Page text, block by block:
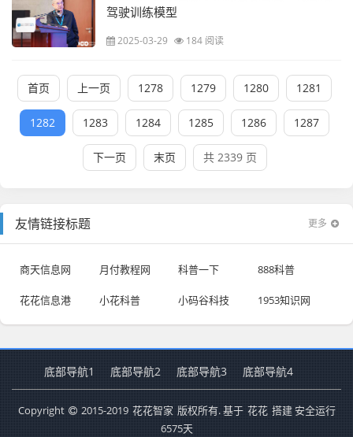
驾驶训练模型
2025-03-29 184 阅读
首页 上一页 1278 1279 1280 1281
1282 1283 1284 1285 1286 1287
下一页 末页 共 2339 页
友情链接标题 更多
商天信息网 月付教程网 科普一下 888科普
花花信息港 小花科普 小码谷科技 1953知识网
底部导航1 底部导航2 底部导航3 底部导航4
Copyright 2015-2019 花花智家 版权所有. 基于 花花 搭建 安全运行
6575天